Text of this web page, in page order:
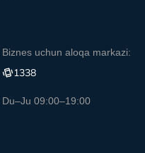
Biznes uchun aloqa markazi:
1338
Du–Ju 09:00–19:00